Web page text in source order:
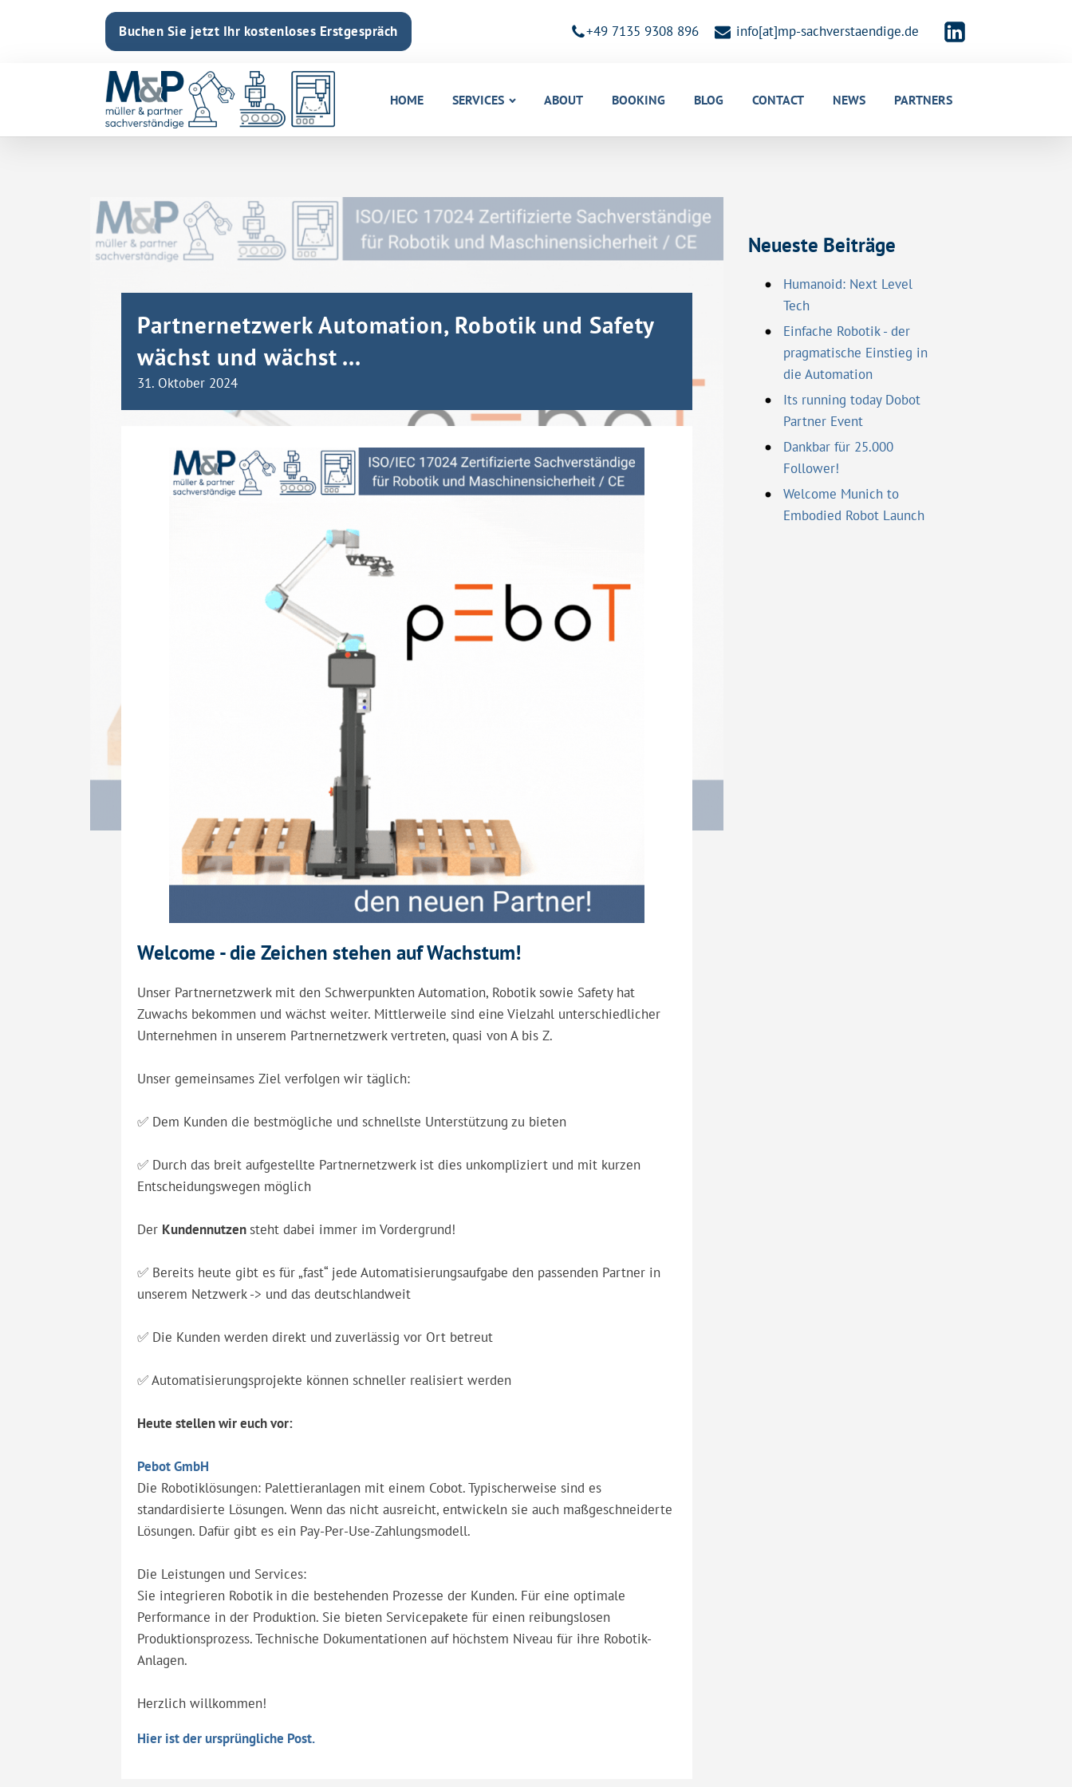
Buchen Sie jetzt Ihr kostenloses Erstgespräch +49 7135 9308 896 info[at]mp-sachverstaendige.de
HOME SERVICES ABOUT BOOKING BLOG CONTACT NEWS PARTNERS
Partnernetzwerk Automation, Robotik und Safety
wächst und wächst ...
31. Oktober 2024
Welcome - die Zeichen stehen auf Wachstum!
Unser Partnernetzwerk mit den Schwerpunkten Automation, Robotik sowie Safety hat
Zuwachs bekommen und wächst weiter. Mittlerweile sind eine Vielzahl unterschiedlicher
Unternehmen in unserem Partnernetzwerk vertreten, quasi von A bis Z.
Unser gemeinsames Ziel verfolgen wir täglich:
✅ Dem Kunden die bestmögliche und schnellste Unterstützung zu bieten
✅ Durch das breit aufgestellte Partnernetzwerk ist dies unkompliziert und mit kurzen
Entscheidungswegen möglich
Der Kundennutzensteht dabei immer im Vordergrund!
✅ Bereits heute gibt es für „fast“ jede Automatisierungsaufgabe den passenden Partner in
unserem Netzwerk -> und das deutschlandweit
✅ Die Kunden werden direkt und zuverlässig vor Ort betreut
✅ Automatisierungsprojekte können schneller realisiert werden
Heute stellen wir euch vor:
Pebot GmbH
Die Robotiklösungen: Palettieranlagen mit einem Cobot. Typischerweise sind es
standardisierte Lösungen. Wenn das nicht ausreicht, entwickeln sie auch maßgeschneiderte
Lösungen. Dafür gibt es ein Pay-Per-Use-Zahlungsmodell.
Die Leistungen und Services:
Sie integrieren Robotik in die bestehenden Prozesse der Kunden. Für eine optimale
Performance in der Produktion. Sie bieten Servicepakete für einen reibungslosen
Produktionsprozess. Technische Dokumentationen auf höchstem Niveau für ihre Robotik-
Anlagen.
Herzlich willkommen!
Hier ist der ursprüngliche Post.
Neueste Beiträge
Humanoid: Next Level
Tech
Einfache Robotik - der
pragmatische Einstieg in
die Automation
Its running today Dobot
Partner Event
Dankbar für 25.000
Follower!
Welcome Munich to
Embodied Robot Launch